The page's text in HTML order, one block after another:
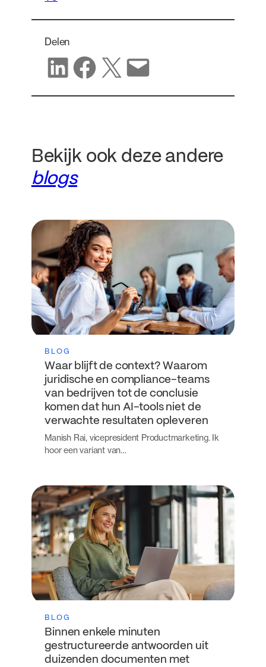
Delen
Delen op LinkedIn
Delen op Facebook
Delen op X Delen via e-mail
Bekijk ook deze andere
blogs
BLOG
Waar blijft de context? Waarom
juridische en compliance-teams
van bedrijven tot de conclusie
komen dat hun AI-tools niet de
verwachte resultaten opleveren
Manish Rai, vicepresident Productmarketing. Ik
hoor een variant van…
BLOG
Binnen enkele minuten
gestructureerde antwoorden uit
duizenden documenten met